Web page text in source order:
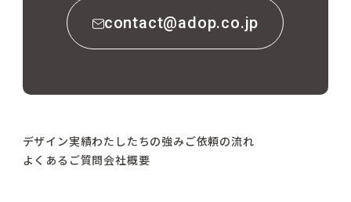
contact@adop.co.jp
デザイン実績わたしたちの強みご依頼の流れ
よくあるご質問会社概要